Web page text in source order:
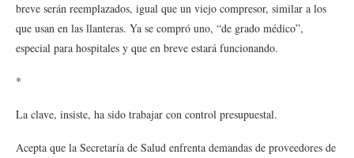
breve serán reemplazados, igual que un viejo compresor, similar a los
que usan en las llanteras. Ya se compró uno, “de grado médico”,
especial para hospitales y que en breve estará funcionando.
*
La clave, insiste, ha sido trabajar con control presupuestal.
Acepta que la Secretaría de Salud enfrenta demandas de proveedores de